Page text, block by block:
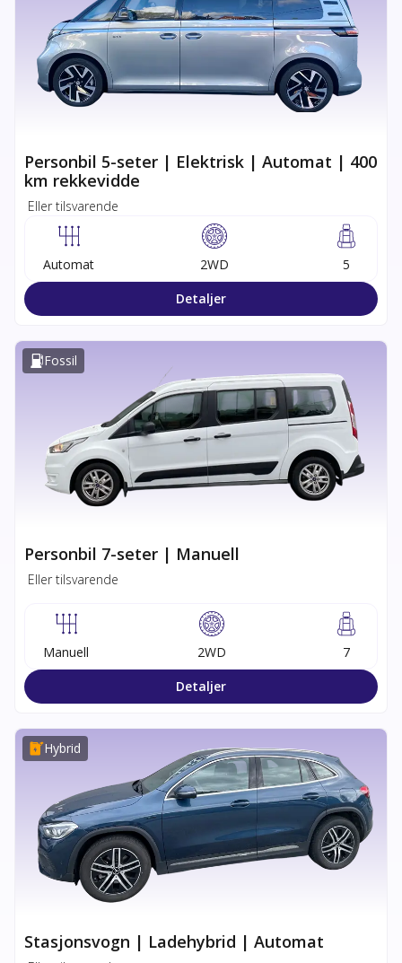
Personbil 5-seter | Elektrisk | Automat | 400
km rekkevidde
Eller tilsvarende
Automat 2WD
5
Detaljer
Fossil
Personbil 7-seter | Manuell
Eller tilsvarende
Manuell 2WD
7
Detaljer
Hybrid
Stasjonsvogn | Ladehybrid | Automat